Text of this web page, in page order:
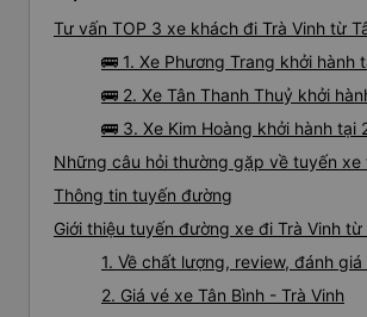
Tư vấn TOP 3 xe khách đi Trà Vinh từ
🚌 1. Xe Phương Trang khởi hành
🚌 2. Xe Tân Thanh Thuỷ khởi
🚌 3. Xe Kim Hoàng khởi hành tại
Những câu hỏi thường gặp về tuyến xe
Thông tin tuyến đường
Giới thiệu tuyến đường xe đi Trà Vinh từ
1. Về chất lượng, review, đánh
2. Giá vé xe Tân Bình - Trà Vinh